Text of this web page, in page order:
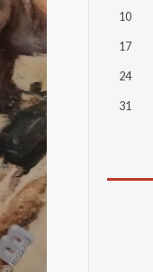
10
17
24
31